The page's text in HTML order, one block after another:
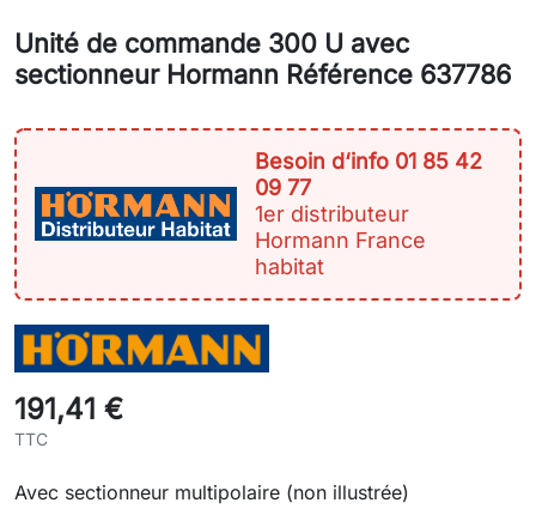
Unité de commande 300 U avec
sectionneur Hormann Référence 637786
Besoin d‘info 01 85 42
09 77
1er distributeur
Hormann France
habitat
191,41 €
TTC
Avec sectionneur multipolaire (non illustrée)